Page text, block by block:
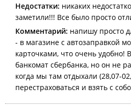
Недостатки: никаких
заметили!!! Все было просто
Комментарий: напишу просто
- в магазине с автозаправкой
карточками, что очень удобно!
банкомат сбербанка, но он не
когда мы там отдыхали (28,07-
перестраховаться и взять с